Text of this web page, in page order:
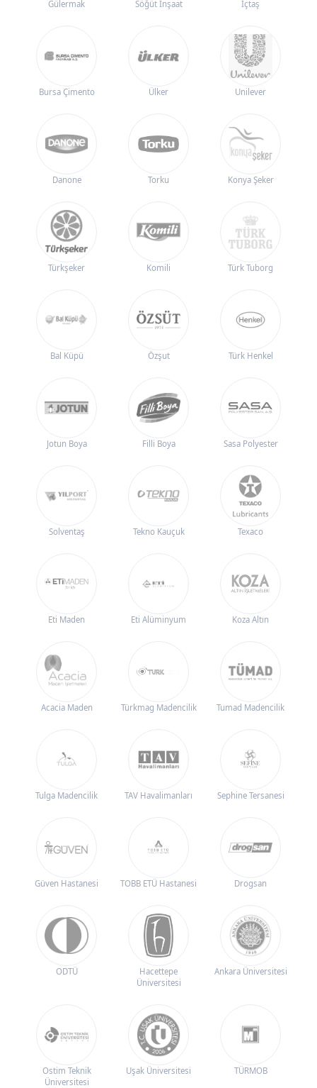
Gülermak Söğüt İnşaat İçtaş
Bursa Çimento Ülker Unilever
Danone Torku Konya Şeker
Türkşeker Komili Türk Tuborg
Bal Küpü Özşut Türk Henkel
Jotun Boya Filli Boya Sasa Polyester
Solventaş Tekno Kauçuk Texaco
Eti Maden Eti Alüminyum Koza Altın
Acacia Maden Türkmag Madencilik Tumad Madencilik
Tulga Madencilik TAV Havalimanları Sephine Tersanesi
Güven Hastanesi TOBB ETÜ Hastanesi Drogsan
ODTÜ
Hacettepe
Üniversitesi
Ankara Üniversitesi
Ostim Teknik
Üniversitesi
Uşak Üniversitesi TÜRMOB